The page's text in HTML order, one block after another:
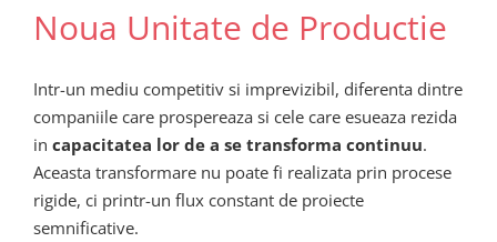
Noua Unitate de Productie
Intr-un mediu competitiv si imprevizibil, diferenta dintre
companiile care prospereaza si cele care esueaza rezida
in capacitatea lor de a se transforma continuu.
Aceasta transformare nu poate fi realizata prin procese
rigide, ci printr-un flux constant de proiecte
semnificative.